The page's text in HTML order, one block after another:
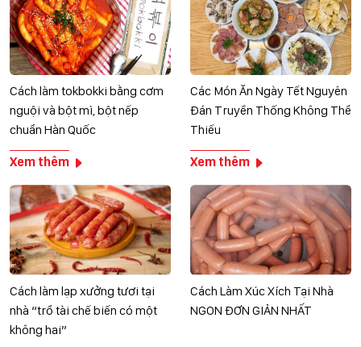
Cách làm tokbokki bằng cơm
nguội và bột mì, bột nếp
chuẩn Hàn Quốc
Xem thêm
Các Món Ăn Ngày Tết Nguyên
Đán Truyền Thống Không Thể
Thiếu
Xem thêm
Cách làm lạp xưởng tươi tại
nhà “trổ tài chế biến có một
không hai”
Cách Làm Xúc Xích Tại Nhà
NGON ĐƠN GIẢN NHẤT